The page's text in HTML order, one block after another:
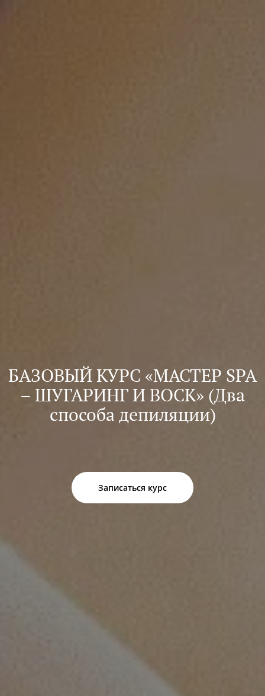
БАЗОВЫЙ КУРС «МАСТЕР SPA
– ШУГАРИНГ И ВОСК» (Два
способа депиляции)
Записаться курс